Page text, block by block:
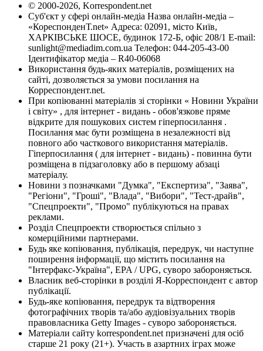
© 2000-2026, Korrespondent.net
Суб'єкт у сфері онлайн-медіа Назва онлайн-медіа –
«КореспонденТ.net» Адреса: 02091, місто Київ,
ХАРКІВСЬКЕ ШОСЕ, будинок 172-Б, офіс 208/1 E-mail:
sunlight@mediadim.com.ua Телефон: 044-205-43-00
Ідентифікатор медіа – R40-06068
Використання будь-яких матеріалів, розміщених на
сайті, дозволяється за умови посилання на
Корреспондент.net.
При копіюванні матеріалів зі сторінки « Новини України
і світу» , для інтернет - видань - обов'язкове пряме
відкрите для пошукових систем гіперпосилання .
Посилання має бути розміщена в незалежності від
повного або часткового використання матеріалів.
Гіперпосилання ( для інтернет - видань) - повинна бути
розміщена в підзаголовку або в першому абзаці
матеріалу.
Новини з позначками "Думка", "Експертиза", "Заява",
"Регіони", "Гроші", "Влада", "Вибори", "Тест-драйв",
"Спецпроекти", "Промо" публікуються на правах
реклами.
Розділ Спецпроекти створюється спільно з
комерційними партнерами.
Будь яке копіювання, публікація, передрук, чи наступне
поширення інформації, що містить посилання на
"Інтерфакс-Україна", EPA / UPG, суворо забороняється.
Власник веб-сторінки в розділі Я-Корреспондент є автор
публікації.
Будь-яке копіювання, передрук та відтворення
фотографічних творів та/або аудіовізуальних творів
правовласника Getty Images - суворо забороняється.
Матеріали сайту korrespondent.net призначені для осіб
старше 21 року (21+). Участь в азартних іграх може